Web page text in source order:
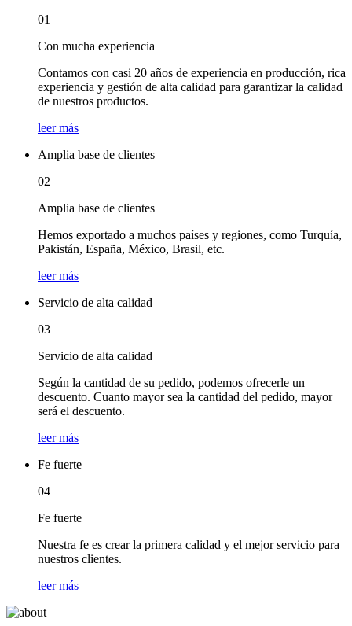
01
Con mucha experiencia
Contamos con casi 20 años de experiencia en producción, rica
experiencia y gestión de alta calidad para garantizar la calidad
de nuestros productos.
leer más
Amplia base de clientes
02
Amplia base de clientes
Hemos exportado a muchos países y regiones, como Turquía,
Pakistán, España, México, Brasil, etc.
leer más
Servicio de alta calidad
03
Servicio de alta calidad
Según la cantidad de su pedido, podemos ofrecerle un
descuento. Cuanto mayor sea la cantidad del pedido, mayor
será el descuento.
leer más
Fe fuerte
04
Fe fuerte
Nuestra fe es crear la primera calidad y el mejor servicio para
nuestros clientes.
leer más